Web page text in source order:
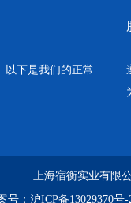
以下是我们的正常
上海宿衡实业有限
号： 沪ICP备13029370号-